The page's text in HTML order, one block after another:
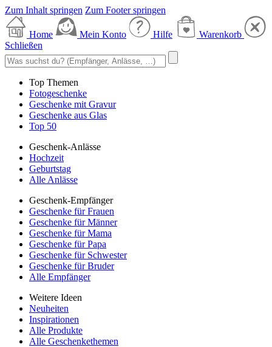
Zum Inhalt springen Zum Footer springen
Home Mein Konto Hilfe
Warenkorb
Schließen
Top Themen
Fotogeschenke
Geschenke mit Gravur
Geschenke aus Glas
Top 50
Geschenk-Anlässe
Hochzeit
Geburtstag
Alle Anlässe
Geschenk-Empfänger
Geschenke für Frauen
Geschenke für Männer
Geschenke für Mama
Geschenke für Papa
Geschenke für Schwester
Geschenke für Bruder
Alle Empfänger
Weitere Ideen
Neuheiten
Inspirationen
Alle Produkte
Alle Geschenkethemen